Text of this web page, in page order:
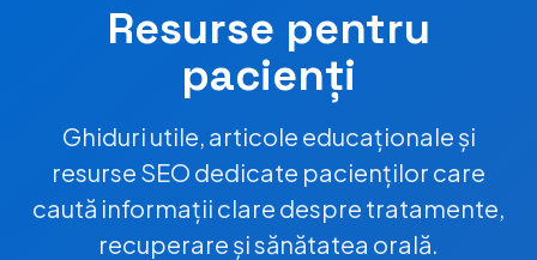
Resurse pentru
pacienți
Ghiduri utile, articole educaționale și
resurse SEO dedicate pacienților care
caută informații clare despre tratamente,
recuperare și sănătatea orală.